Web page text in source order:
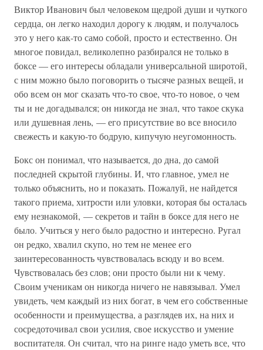
Виктор Иванович был человеком щедрой души и чуткого
сердца, он легко находил дорогу к людям, и получалось
это у него как-то само собой, просто и естественно. Он
многое повидал, великолепно разбирался не только в
боксе — его интересы обладали универсальной широтой,
с ним можно было поговорить о тысяче разных вещей, и
обо всем он мог сказать что-то свое, что-то новое, о чем
ты и не догадывался; он никогда не знал, что такое скука
или душевная лень, — его присутствие во все вносило
свежесть и какую-то бодрую, кипучую неугомонность.
Бокс он понимал, что называется, до дна, до самой
последней скрытой глубины. И, что главное, умел не
только объяснить, но и показать. Пожалуй, не найдется
такого приема, хитрости или уловки, которая бы осталась
ему незнакомой, — секретов и тайн в боксе для него не
было. Учиться у него было радостно и интересно. Ругал
он редко, хвалил скупо, но тем не менее его
заинтересованность чувствовалась всюду и во всем.
Чувствовалась без слов; они просто были ни к чему.
Своим ученикам он никогда ничего не навязывал. Умел
увидеть, чем каждый из них богат, в чем его собственные
особенности и преимущества, а разглядев их, на них и
сосредоточивал свои усилия, свое искусство и умение
воспитателя. Он считал, что на ринге надо уметь все, что